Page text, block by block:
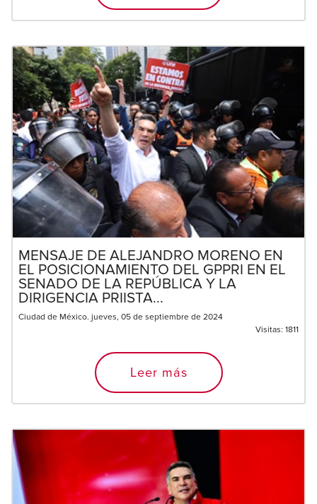
MENSAJE DE ALEJANDRO MORENO EN
EL POSICIONAMIENTO DEL GPPRI EN EL
SENADO DE LA REPÚBLICA Y LA
DIRIGENCIA PRIISTA...
Ciudad de México. jueves, 05 de septiembre de 2024
Visitas: 1811
Leer más